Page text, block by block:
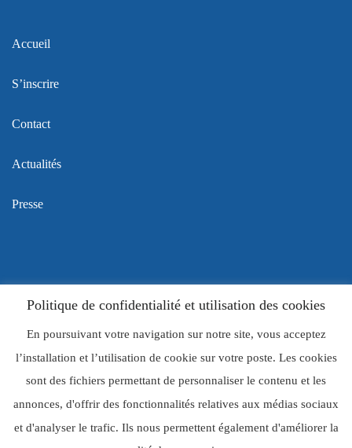
Accueil
S’inscrire
Contact
Actualités
Presse
Politique de confidentialité
Gestion des cookies
Mentions légales
Politique de confidentialité et utilisation des cookies
En poursuivant votre navigation sur notre site, vous acceptez
l’installation et l’utilisation de cookie sur votre poste. Les cookies
sont des fichiers permettant de personnaliser le contenu et les
annonces, d'offrir des fonctionnalités relatives aux médias sociaux
et d'analyser le trafic. Ils nous permettent également d'améliorer la